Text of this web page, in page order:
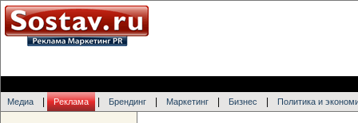
Медиа Реклама Брендинг Маркетинг Бизнес Политика и